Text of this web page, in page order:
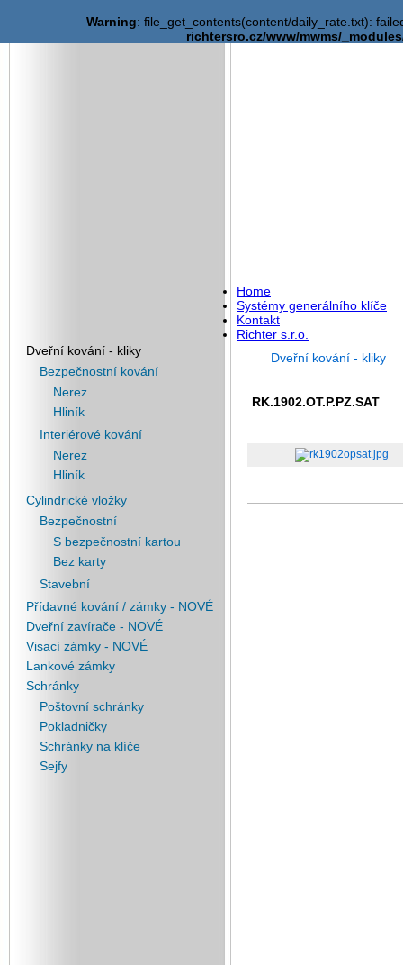
Warning: file_get_contents(content/daily_rate.txt):
richtersro.cz/www/mwms/
Home
Systémy generálního klíče
Kontakt
Richter s.r.o.
Dveřní kování - kliky
Bezpečnostní kování
Nerez
Hliník
Interiérové kování
Nerez
Hliník
Cylindrické vložky
Bezpečnostní
S bezpečnostní kartou
Bez karty
Stavební
Přídavné kování / zámky - NOVÉ
Dveřní zavírače - NOVÉ
Visací zámky - NOVÉ
Lankové zámky
Schránky
Poštovní schránky
Pokladničky
Schránky na klíče
Sejfy
Dveřní kování - kliky
RK.1902.OT.P.PZ.SAT